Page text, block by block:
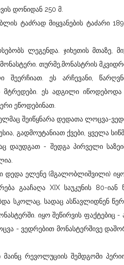
დონიდან 250 მ.
ტაძრად მიყვანების ტაძარი
არსებობს ლეგენდა. ჯიხეთის
თურმე,მონასტრის
ეს არჩევანი,
ეს ადგილი იწოდებოდა
ეწოდებინათ.
შეიწყნარა დედათა ლოცვა-
გადმოუტანიათ ქვები, ყველა
დაუდგათ - შედგა პირველი
ელენე (მგალობლიშვილი) იყო.
გააჩაღა XIX საუკუნის 80-იან
სკოლაც, სადაც ასწავლიდნენ
იყო შეწირვის ფაქტებიც -
- ვედრებით მონასტერშივე
რევოლუციის შემდგომი